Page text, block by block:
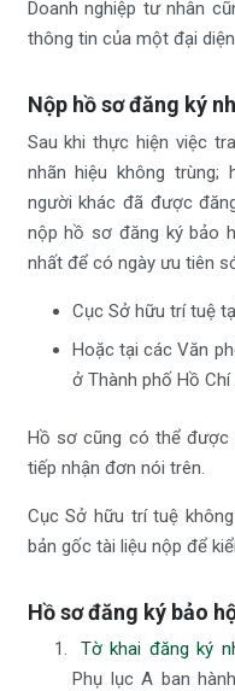
Doanh nghiệp tư nhân
thông tin của một đại
Nộp hồ sơ đăng ký
Sau khi thực hiện việc
nhãn hiệu không
người khác đã được
nộp hồ sơ đăng ký bảo
nhất để có ngày ưu tiên
Cục Sở hữu trí tuệ
Hoặc tại các Văn
ở Thành phố Hồ Chí
Hồ sơ cũng có thể
tiếp nhận đơn nói trên.
Cục Sở hữu trí tuệ
bản gốc tài liệu nộp để
Hồ sơ đăng ký bảo
Tờ khai đăng ký
Phụ lục A ban